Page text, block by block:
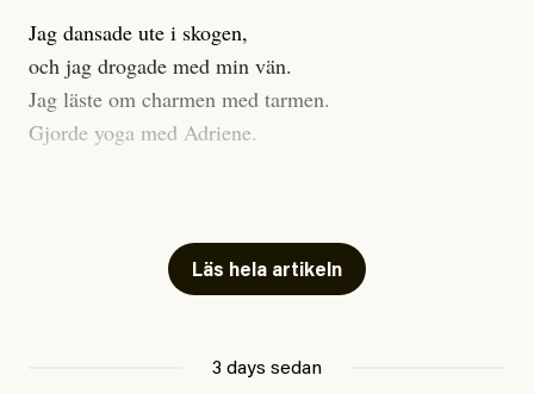
Jag dansade ute i skogen,
och jag drogade med min vän.
Jag läste om charmen med tarmen.
Gjorde yoga med Adriene.
Jag gick djupt ner i mitt trauma.
Undersökte min anknytning
Att vara ekonomiskt beroende
Läs hela artikeln
3 days sedan